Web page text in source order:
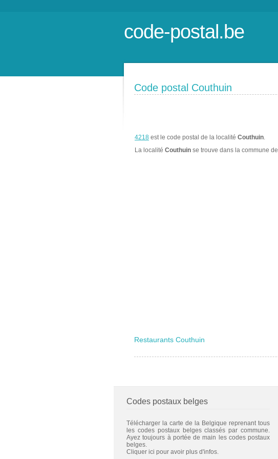
code-postal.be
Code postal Couthuin
4218 est le code postal de la localité Couthuin.
La localité Couthuin se trouve dans la commune de
Restaurants Couthuin
Codes postaux belges
Télécharger la carte de la Belgique reprenant tous
les codes postaux belges classés par commune.
Ayez toujours à portée de main les codes postaux
belges.
Cliquer ici pour avoir plus d'infos.